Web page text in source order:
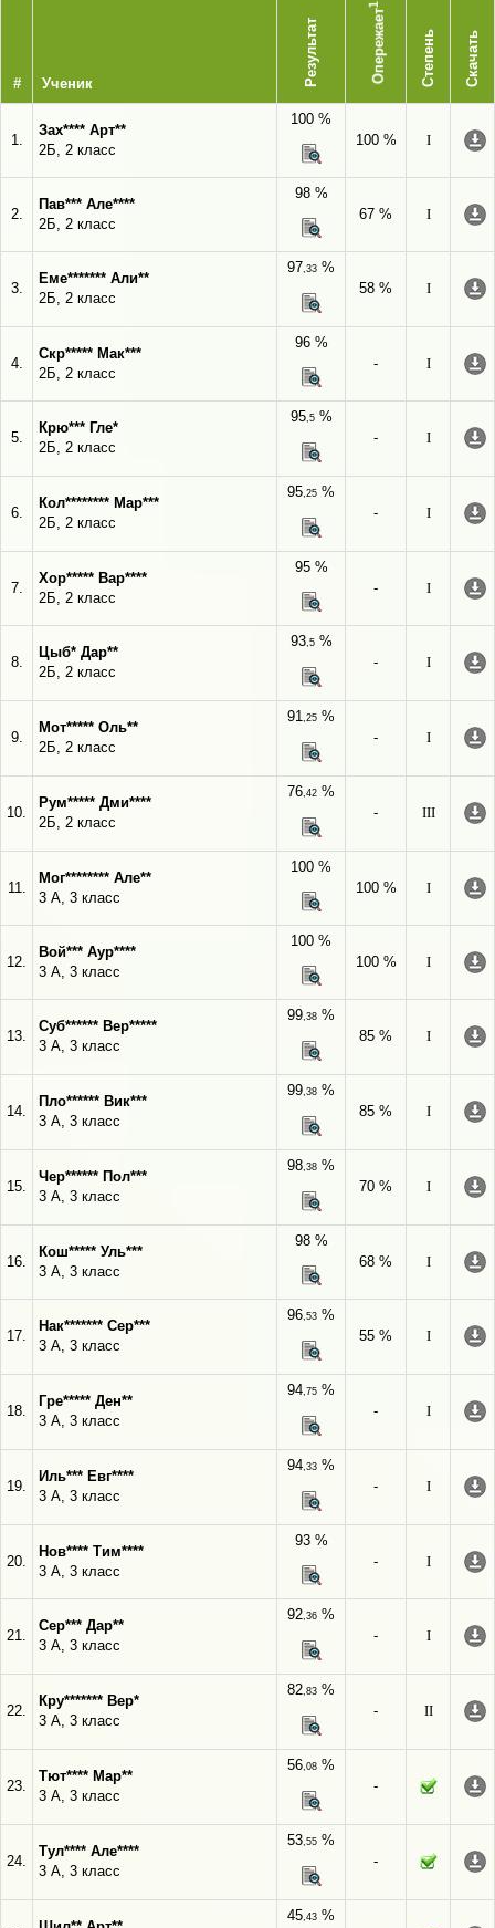
# Ученик Результат Опережает
1
Степень Скачать
1.
Зах**** Арт**
2Б, 2 класс
100 %
100 %
I
2.
Пав*** Але****
2Б, 2 класс
98 %
67 %
I
3.
Еме******* Али**
2Б, 2 класс
97,33 %
58 %
I
4.
Скр***** Мак***
2Б, 2 класс
96 %
-
I
5.
Крю*** Гле*
2Б, 2 класс
95,5%
-
I
6.
Кол******** Мар***
2Б, 2 класс
95,25 %
-
I
7.
Хор***** Вар****
2Б, 2 класс
95 %
-
I
8.
Цыб* Дар**
2Б, 2 класс
93,5%
-
I
9.
Мот***** Оль**
2Б, 2 класс
91,25 %
-
I
10.
Рум***** Дми****
2Б, 2 класс
76,42 %
-
III
11.
Мог******** Але**
3 А, 3 класс
100 %
100 %
I
12.
Вой*** Аур****
3 А, 3 класс
100 %
100 %
I
13.
Суб****** Вер*****
3 А, 3 класс
99,38 %
85 %
I
14.
Пло****** Вик***
3 А, 3 класс
99,38 %
85 %
I
15.
Чер****** Пол***
3 А, 3 класс
98,38 %
70 %
I
16.
Кош***** Уль***
3 А, 3 класс
98 %
68 %
I
17.
Нак******* Сер***
3 А, 3 класс
96,53 %
55 %
I
18.
Гре***** Ден**
3 А, 3 класс
94,75 %
-
I
19.
Иль*** Евг****
3 А, 3 класс
94,33 %
-
I
20.
Нов**** Тим****
3 А, 3 класс
93 %
-
I
21.
Сер*** Дар**
3 А, 3 класс
92,36 %
-
I
22.
Кру******* Вер*
3 А, 3 класс
82,83 %
-
II
23.
Тют**** Мар**
3 А, 3 класс
56,08 %
-
24.
Тул**** Але****
3 А, 3 класс
53,55 %
-
45,43 %